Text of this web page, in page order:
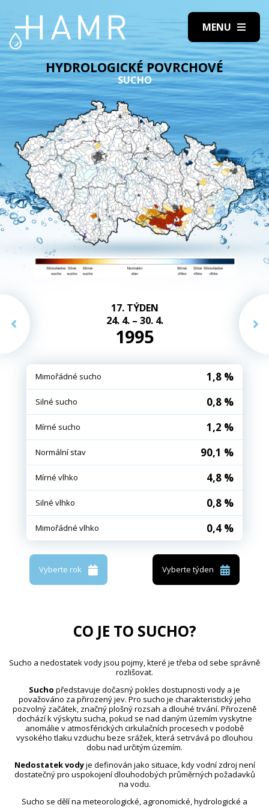
HYDROLOGICKÉ POVRCHOVÉ
SUCHO
17. TÝDEN
24. 4. – 30. 4.
1995
Mimořádné sucho 1,8 %
Silné sucho 0,8 %
Mírné sucho 1,2 %
Normální stav 90,1 %
Mírné vlhko 4,8 %
Silné vlhko 0,8 %
Mimořádné vlhko 0,4 %
Vyberte rok Vyberte týden
CO JE TO SUCHO?
Sucho a nedostatek vody jsou pojmy, které je třeba od sebe správně
rozlišovat.
Sucho představuje dočasný pokles dostupnosti vody a je
považováno za přirozený jev. Pro sucho je charakteristický jeho
pozvolný začátek, značný plošný rozsah a dlouhé trvání. Přirozeně
dochází k výskytu sucha, pokud se nad daným územím vyskytne
anomálie v atmosférických cirkulačních procesech v podobě
vysokého tlaku vzduchu beze srážek, která setrvává po dlouhou
dobu nad určitým územím.
Nedostatek vodyje definován jako situace, kdy vodní zdroj není
dostatečný pro uspokojení dlouhodobých průměrných požadavků
na vodu.
Sucho se dělí na meteorologické, agronomické, hydrologické a